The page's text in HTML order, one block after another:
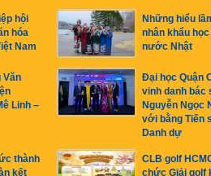
hội
hóa
Nam
Những hiểu
nhân khẩu
nước Nhật
Văn
Linh –
Đại học Quận
vinh danh bác
Nguyễn Ngọc
với bằng Tiến
Danh dự
thành
kết
CLB golf
chức Giải golf